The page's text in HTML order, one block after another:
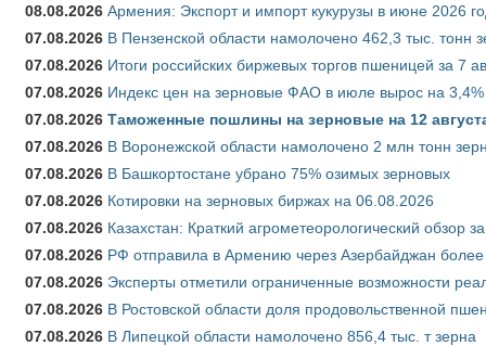
08.08.2026 Армения: Экспорт и импорт кукурузы в июне 2026
07.08.2026 В Пензенской области намолочено 462,3 тыс. тонн
07.08.2026 Итоги российских биржевых торгов пшеницей за 7
07.08.2026 Индекс цен на зерновые ФАО в июле вырос на 3,4%
07.08.2026 Таможенные пошлины на зерновые на 12
07.08.2026 В Воронежской области намолочено 2 млн тонн
07.08.2026 В Башкортостане убрано 75% озимых зерновых
07.08.2026 Котировки на зерновых биржах на 06.08.2026
07.08.2026 Казахстан: Краткий агрометеорологический обзор
07.08.2026 РФ отправила в Армению через Азербайджан более
07.08.2026 Эксперты отметили ограниченные возможности
07.08.2026 В Ростовской области доля продовольственной
07.08.2026 В Липецкой области намолочено 856,4 тыс. т зерна